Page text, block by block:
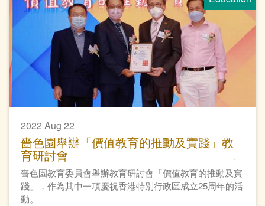
2022 Aug 22
嗇色園舉辦「價值教育的推動及實踐」教
育研討會
嗇色園教育委員會舉辦教育研討會「價值教育的推動及實
踐」，作為其中一項慶祝香港特別行政區成立25周年的活
動。